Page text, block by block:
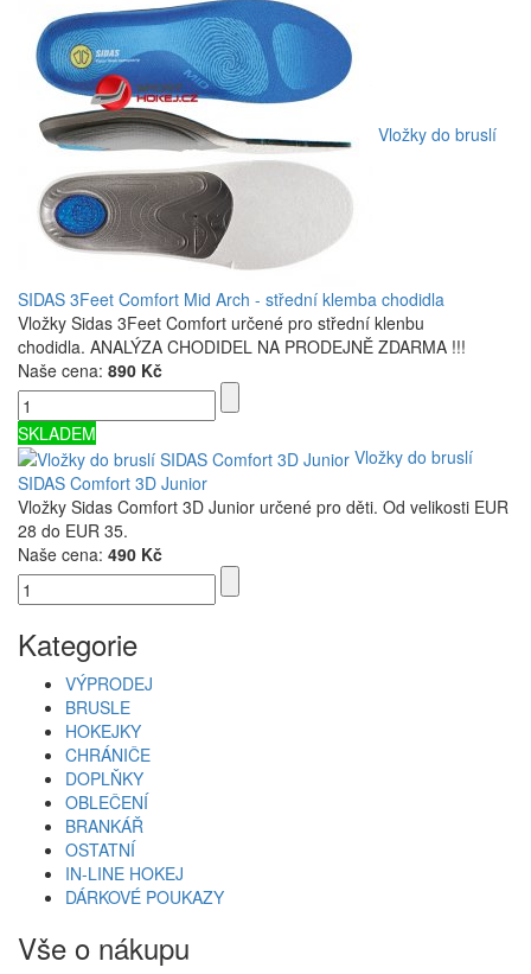
Vložky do bruslí
SIDAS 3Feet Comfort Mid Arch - střední klemba chodidla
Vložky Sidas 3Feet Comfort určené pro střední klenbu
chodidla. ANALÝZA CHODIDEL NA PRODEJNĚ ZDARMA !!!
Naše cena: 890 Kč
SKLADEM
Vložky do bruslí
SIDAS Comfort 3D Junior
Vložky Sidas Comfort 3D Junior určené pro děti. Od velikosti EUR
28 do EUR 35.
Naše cena: 490 Kč
Kategorie
VÝPRODEJ
BRUSLE
HOKEJKY
CHRÁNIČE
DOPLŇKY
OBLEČENÍ
BRANKÁŘ
OSTATNÍ
IN-LINE HOKEJ
DÁRKOVÉ POUKAZY
Vše o nákupu